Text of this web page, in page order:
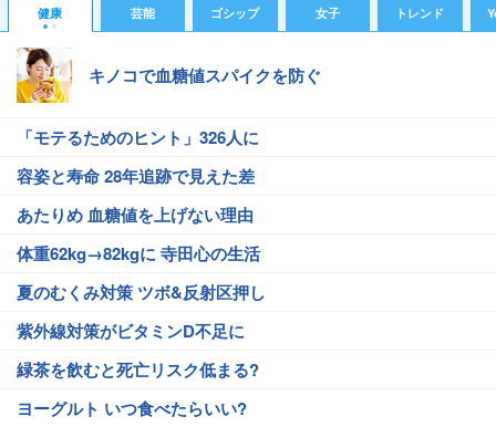
健康 芸能 ゴシップ 女子 トレンド
キノコで血糖値スパイクを防ぐ
「モテるためのヒント」326人に
容姿と寿命 28年追跡で見えた差
あたりめ 血糖値を上げない理由
体重62kg→82kgに 寺田心の生活
夏のむくみ対策 ツボ&反射区押し
紫外線対策がビタミンD不足に
緑茶を飲むと死亡リスク低まる?
ヨーグルト いつ食べたらいい?